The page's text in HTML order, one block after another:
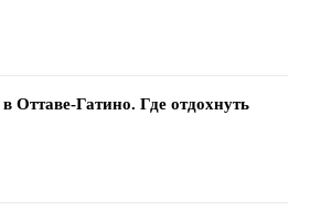
Оттаве-Гатино. Где отдохнуть